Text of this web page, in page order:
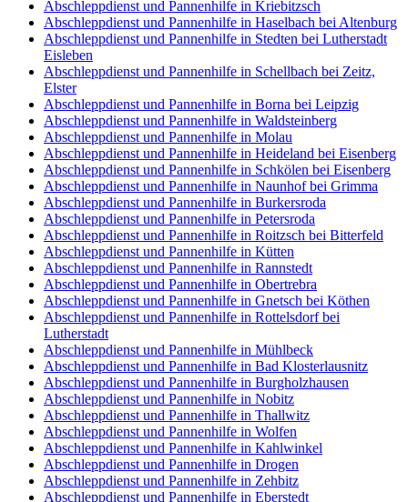
Abschleppdienst und Pannenhilfe in Kriebitzsch
Abschleppdienst und Pannenhilfe in Haselbach bei Altenburg
Abschleppdienst und Pannenhilfe in Stedten bei Lutherstadt
Eisleben
Abschleppdienst und Pannenhilfe in Schellbach bei Zeitz,
Elster
Abschleppdienst und Pannenhilfe in Borna bei Leipzig
Abschleppdienst und Pannenhilfe in Waldsteinberg
Abschleppdienst und Pannenhilfe in Molau
Abschleppdienst und Pannenhilfe in Heideland bei Eisenberg
Abschleppdienst und Pannenhilfe in Schkölen bei Eisenberg
Abschleppdienst und Pannenhilfe in Naunhof bei Grimma
Abschleppdienst und Pannenhilfe in Burkersroda
Abschleppdienst und Pannenhilfe in Petersroda
Abschleppdienst und Pannenhilfe in Roitzsch bei Bitterfeld
Abschleppdienst und Pannenhilfe in Kütten
Abschleppdienst und Pannenhilfe in Rannstedt
Abschleppdienst und Pannenhilfe in Obertrebra
Abschleppdienst und Pannenhilfe in Gnetsch bei Köthen
Abschleppdienst und Pannenhilfe in Rottelsdorf bei
Lutherstadt
Abschleppdienst und Pannenhilfe in Mühlbeck
Abschleppdienst und Pannenhilfe in Bad Klosterlausnitz
Abschleppdienst und Pannenhilfe in Burgholzhausen
Abschleppdienst und Pannenhilfe in Nobitz
Abschleppdienst und Pannenhilfe in Thallwitz
Abschleppdienst und Pannenhilfe in Wolfen
Abschleppdienst und Pannenhilfe in Kahlwinkel
Abschleppdienst und Pannenhilfe in Drogen
Abschleppdienst und Pannenhilfe in Zehbitz
Abschleppdienst und Pannenhilfe in Eberstedt